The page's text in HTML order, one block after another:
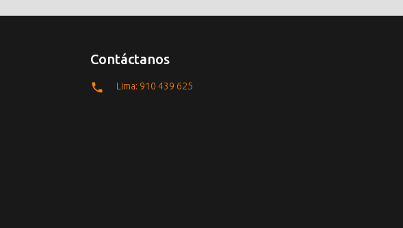
Contáctanos
Lima: 910 439 625